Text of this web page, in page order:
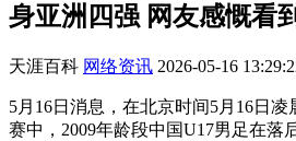
身亚洲四强 网友感慨看
天涯百科 网络资讯 2026-05-16
5月16日消息，在北京时间5月16日
赛中，2009年龄段中国U17男足在落